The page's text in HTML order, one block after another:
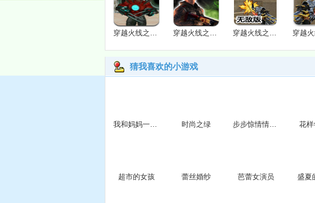
穿越火线之终结幽灵无敌版 穿越火线之终结幽灵 穿越火线之全面开战无敌版
猜我喜欢的小游戏
我和妈妈一起逛街 时尚之绿 步步惊情情侣换装秀 花
超市的女孩 蕾丝婚纱 芭蕾女演员 盛夏